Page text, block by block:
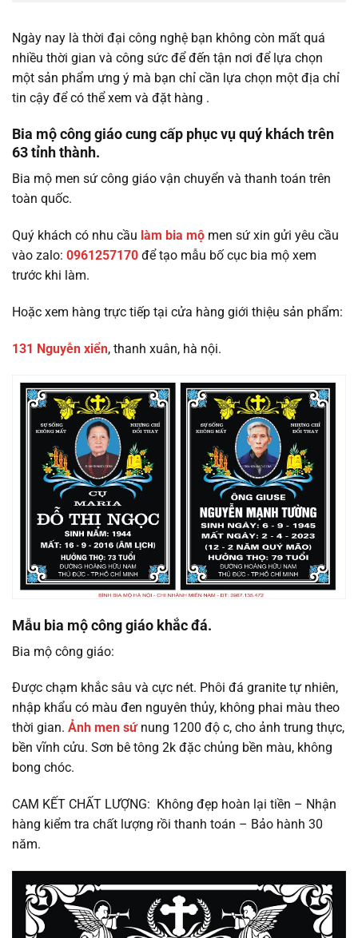
Ngày nay là thời đại công nghệ bạn không còn mất quá
nhiều thời gian và công sức để đến tận nơi để lựa chọn
một sản phẩm ưng ý mà bạn chỉ cần lựa chọn một địa chỉ
tin cậy để có thể xem và đặt hàng .
Bia mộ công giáo cung cấp phục vụ quý khách trên
63 tỉnh thành.
Bia mộ men sứ công giáo vận chuyển và thanh toán trên
toàn quốc.
Quý khách có nhu cầu làm bia mộ men sứ xin gửi yêu cầu
vào zalo: 0961257170 để tạo mẫu bố cục bia mộ xem
trước khi làm.
Hoặc xem hàng trực tiếp tại cửa hàng giới thiệu sản phẩm:
131 Nguyễn xiển, thanh xuân, hà nội.
Mẫu bia mộ công giáo khắc đá.
Bia mộ công giáo:
Được chạm khắc sâu và cực nét. Phôi đá granite tự nhiên,
nhập khẩu có màu đen nguyên thủy, không phai màu theo
thời gian. Ảnh men sứnung 1200 độ c, cho ảnh trung thực,
bền vĩnh cửu. Sơn bê tông 2k đặc chủng bền màu, không
bong chóc.
CAM KẾT CHẤT LƯỢNG: Không đẹp hoàn lại tiền – Nhận
hàng kiểm tra chất lượng rồi thanh toán – Bảo hành 30
năm.